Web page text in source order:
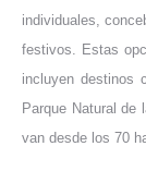
individuales,
festivos. Estas
incluyen destinos
Parque Natural de
van desde los 70